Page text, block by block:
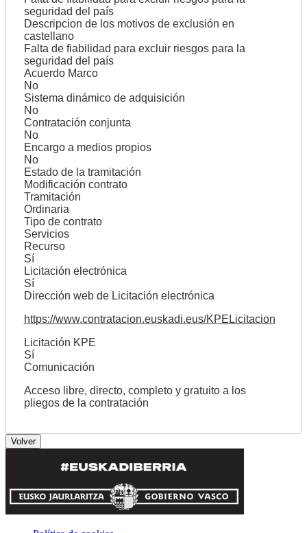
seguridad del país
Descripcion de los motivos de exclusión en
castellano
Falta de fiabilidad para excluir riesgos para la
seguridad del país
Acuerdo Marco
No
Sistema dinámico de adquisición
No
Contratación conjunta
No
Encargo a medios propios
No
Estado de la tramitación
Modificación contrato
Tramitación
Ordinaria
Tipo de contrato
Servicios
Recurso
Sí
Licitación electrónica
Sí
Dirección web de Licitación electrónica
https://www.contratacion.euskadi.eus/KPELicitacion
Licitación KPE
Sí
Comunicación
Acceso libre, directo, completo y gratuito a los
pliegos de la contratación